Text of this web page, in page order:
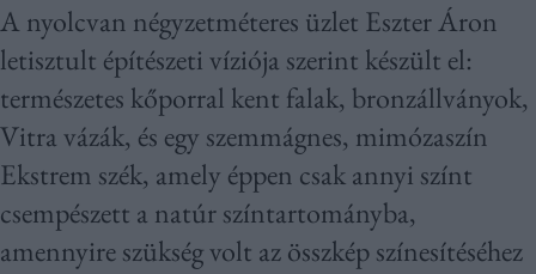
A nyolcvan négyzetméteres üzlet Eszter Áron
letisztult építészeti víziója szerint készült el:
természetes kőporral kent falak, bronzállványok,
Vitra vázák, és egy szemmágnes, mimózaszín
Ekstrem szék, amely éppen csak annyi színt
csempészett a natúr színtartományba,
amennyire szükség volt az összkép színesítéséhez